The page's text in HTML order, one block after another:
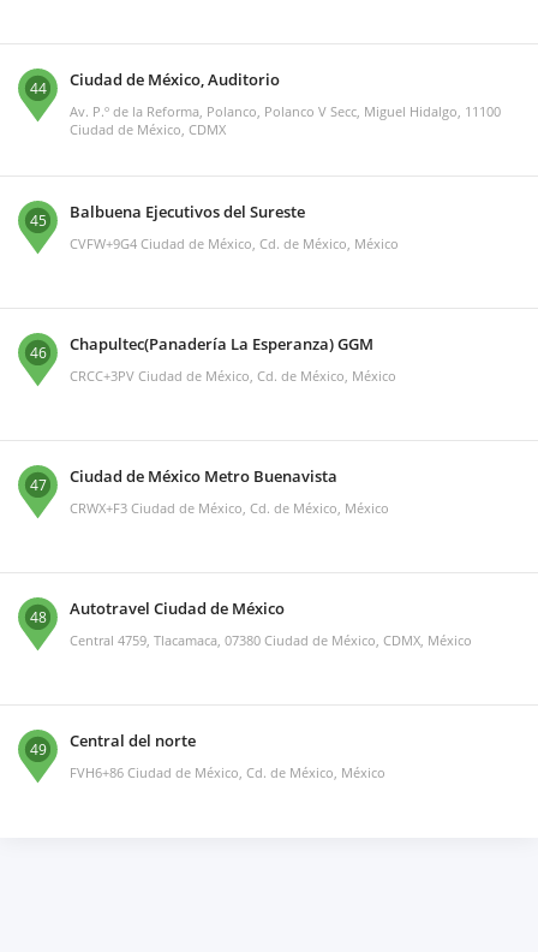
44 Ciudad de México, Auditorio
Av. P.º de la Reforma, Polanco, Polanco V Secc, Miguel Hidalgo, 11100
Ciudad de México, CDMX
45 Balbuena Ejecutivos del Sureste
CVFW+9G4 Ciudad de México, Cd. de México, México
46 Chapultec(Panadería La Esperanza) GGM
CRCC+3PV Ciudad de México, Cd. de México, México
47 Ciudad de México Metro Buenavista
CRWX+F3 Ciudad de México, Cd. de México, México
48 Autotravel Ciudad de México
Central 4759, Tlacamaca, 07380 Ciudad de México, CDMX, México
49 Central del norte
FVH6+86 Ciudad de México, Cd. de México, México